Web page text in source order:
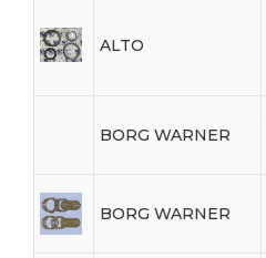
ALTO
BORG WARNER
BORG WARNER